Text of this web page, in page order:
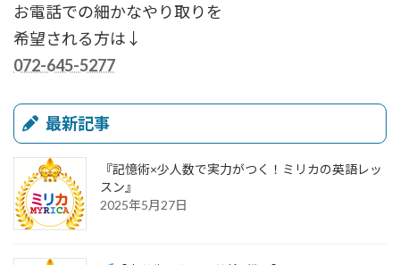
お電話での細かなやり取りを
希望される方は↓
072-645-5277
最新記事
『記憶術×少人数で実力がつく！ミリカの英語レッ
スン』
2025年5月27日